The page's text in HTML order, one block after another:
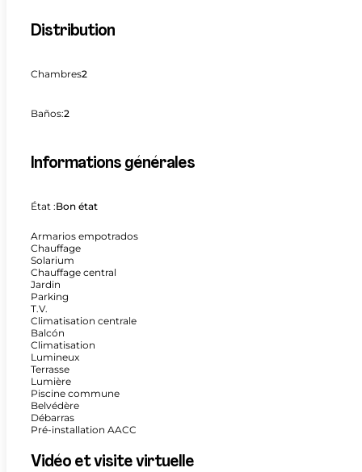
Distribution
Chambres2
Baños:2
Informations générales
État :Bon état
Armarios empotrados
Chauffage
Solarium
Chauffage central
Jardin
Parking
T.V.
Climatisation centrale
Balcón
Climatisation
Lumineux
Terrasse
Lumière
Piscine commune
Belvédère
Débarras
Pré-installation AACC
Vidéo et visite virtuelle